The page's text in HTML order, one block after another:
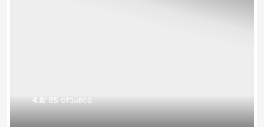
4.8/ 85 отзывов